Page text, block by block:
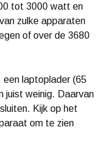
tot 3000 watt en
zulke apparaten
of over de 3680
laptoplader (65
juist weinig. Daarvan
Kijk op het
om te zien